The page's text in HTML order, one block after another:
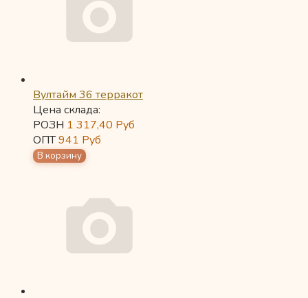
Вултайм 36 терракот
Цена склада:
РОЗН 1 317,40 Руб
ОПТ941 Руб